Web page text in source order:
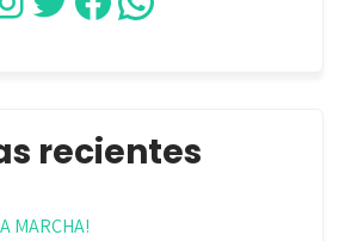
recientes
MARCHA!